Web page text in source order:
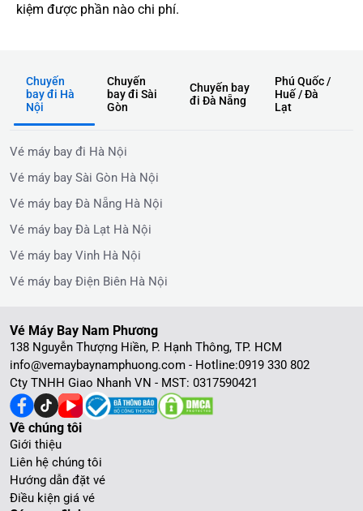
kiệm được phần nào chi phí.
Chuyến
bay đi Hà
Nội
Chuyến
bay đi Sài
Gòn
Chuyến bay
đi Đà Nẵng
Phú Quốc /
Huế / Đà
Lạt
Vé máy bay đi Hà Nội
Vé máy bay Sài Gòn Hà Nội
Vé máy bay Đà Nẵng Hà Nội
Vé máy bay Đà Lạt Hà Nội
Vé máy bay Vinh Hà Nội
Vé máy bay Điện Biên Hà Nội
Về chúng tôi
Giới thiệu
Liên hệ chúng tôi
Hướng dẫn đặt vé
Điều kiện giá vé
Vé Máy Bay Nam Phương
138 Nguyễn Thượng Hiền, P. Hạnh Thông, TP. HCM
info@vemaybaynamphuong.com - Hotline:0919 330 802
Cty TNHH Giao Nhanh VN - MST: 0317590421